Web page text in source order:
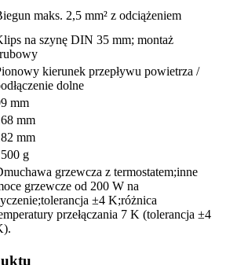
maks. 2,5 mm² z odciążeniem
na szynę DIN 35 mm; montaż
kierunek przepływu powietrza /
dolne
mm
mm
mm
g
grzewcza z termostatem;inne
grzewcze od 200 W na
±4 K;różnica
przełączania 7 K (tolerancja ±4